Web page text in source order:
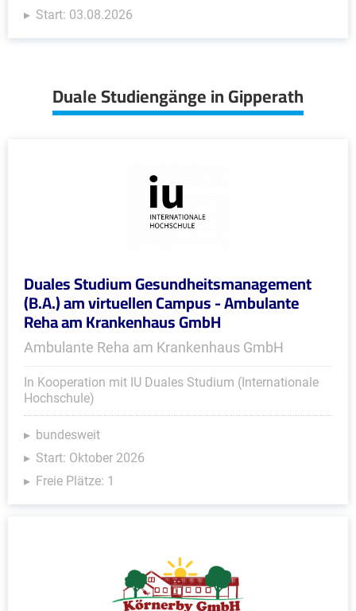
Start: 03.08.2026
Duale Studiengänge in Gipperath
Duales Studium Gesundheitsmanagement
(B.A.) am virtuellen Campus - Ambulante
Reha am Krankenhaus GmbH
Ambulante Reha am Krankenhaus GmbH
In Kooperation mit IU Duales Studium (Internationale
Hochschule)
bundesweit
Start: Oktober 2026
Freie Plätze: 1